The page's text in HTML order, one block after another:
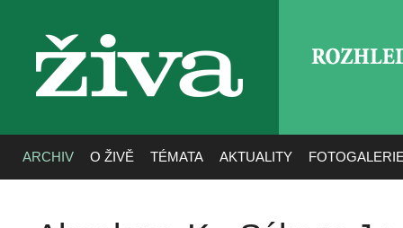
živa
ARCHIV O ŽIVĚ TÉMATA AKTUALITY